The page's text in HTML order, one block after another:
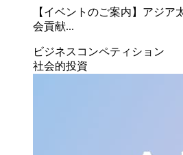
【イベントのご案内】アジ
会貢献...
ビジネスコンペティション
社会的投資